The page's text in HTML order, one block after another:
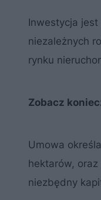
Inwestycja
niezależnych
rynku
Zobacz
Umowa
hektarów,
niezbędny